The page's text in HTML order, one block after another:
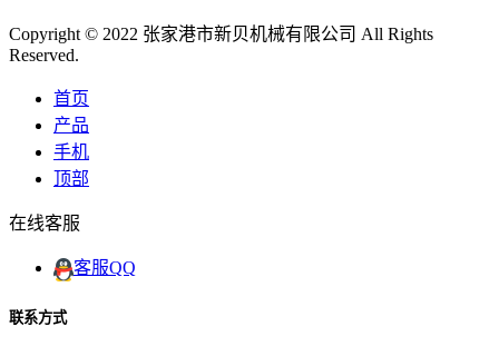
Copyright © 2022 张家港市新贝机械有限公司 All Rights
Reserved.
首页
产品
手机
顶部
在线客服
客服QQ
联系方式